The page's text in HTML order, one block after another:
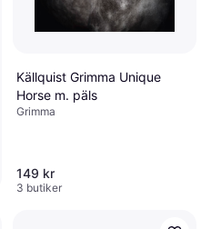
Källquist Grimma Unique
Horse m. päls
Grimma
149 kr
3 butiker